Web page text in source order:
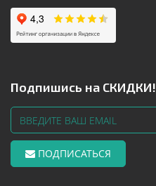
Подпишись на СКИДКИ!
ПОДПИСАТЬСЯ